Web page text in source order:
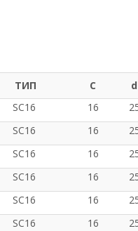
ТИП C
SC16 16
SC16 16
SC16 16
SC16 16
SC16 16
SC16 16